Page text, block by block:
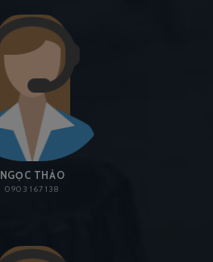
NGỌC THẢO
0903 167 138